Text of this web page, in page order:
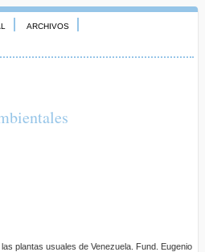
ARCHIVOS
plantas usuales de Venezuela. Fund. Eugenio